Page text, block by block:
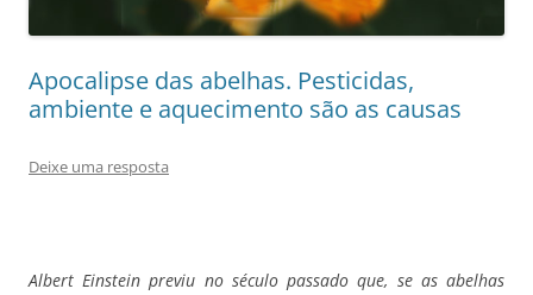
Apocalipse das abelhas. Pesticidas,
ambiente e aquecimento são as causas
Deixe uma resposta
Albert Einstein previu no século passado que, se as abelhas